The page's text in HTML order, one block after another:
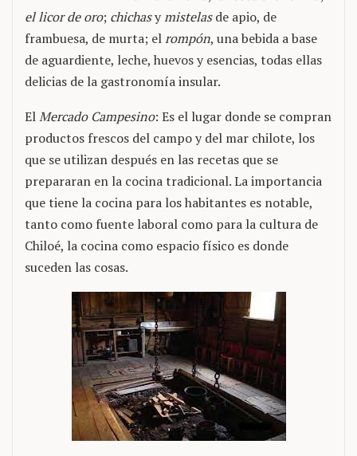
el licor de oro; chichasymistelasde apio, de
frambuesa, de murta; elrompón, una bebida a base
de aguardiente, leche, huevos y esencias, todas ellas
delicias de la gastronomía insular.
ElMercado Campesino: Es el lugar donde se compran
productos frescos del campo y del mar chilote, los
que se utilizan después en las recetas que se
prepararan en la cocina tradicional. La importancia
que tiene la cocina para los habitantes es notable,
tanto como fuente laboral como para la cultura de
Chiloé, la cocina como espacio físico es donde
suceden las cosas.